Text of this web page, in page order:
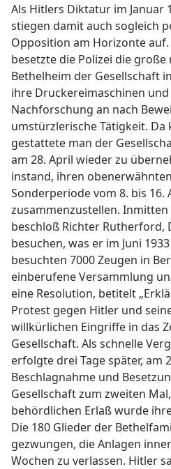
Als Hitlers Diktatur im Januar
stiegen damit auch sogleich
Opposition am Horizonte
besetzte die Polizei die
Bethelheim der Gesellschaft
ihre Druckereimaschinen
Nachforschung an nach
umstürzlerische Tätigkeit.
gestattete man der
am 28. April wieder zu
instand, ihren
Sonderperiode vom 8. bis 16.
zusammenzustellen.
beschloß Richter Rutherford,
besuchen, was er im Juni
besuchten 7000 Zeugen in
einberufene Versammlung
eine Resolution, betitelt
Protest gegen Hitler und
willkürlichen Eingriffe in das
Gesellschaft. Als schnelle
erfolgte drei Tage später, am
Beschlagnahme und
Gesellschaft zum zweiten
behördlichen Erlaß wurde
Die 180 Glieder der
gezwungen, die Anlagen
Wochen zu verlassen. Hitler